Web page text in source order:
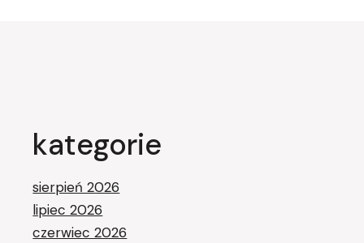
kategorie
sierpień 2026
lipiec 2026
czerwiec 2026